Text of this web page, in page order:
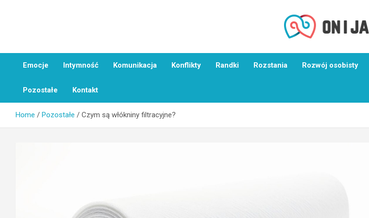
On i Ja
Emocje Intymność Komunikacja Konflikty Randki Rozstania Rozwój osobisty
Pozostałe Kontakt
Home Pozostałe Czym są włókniny filtracyjne?